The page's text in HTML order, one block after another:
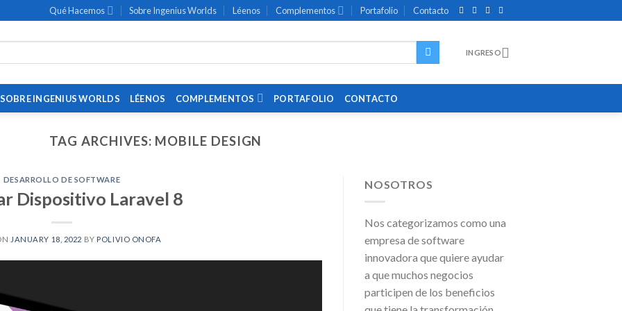
Qué Hacemos Sobre Ingenius Worlds Léenos Complementos Portafolio Contacto
INGRESO
SOBRE INGENIUS WORLDS LÉENOS COMPLEMENTOS PORTAFOLIO CONTACTO
TAG ARCHIVES: MOBILE DESIGN
DESARROLLO DE SOFTWARE
Dispositivo Laravel 8
JANUARY 18, 2022 BY POLIVIO ONOFA
NOSOTROS
Nos categorizamos como una
empresa de software
innovadora que quiere ayudar
a que muchos negocios
participen de los beneficios